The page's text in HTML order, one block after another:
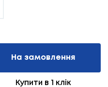
На замовлення
Купити в 1 клік